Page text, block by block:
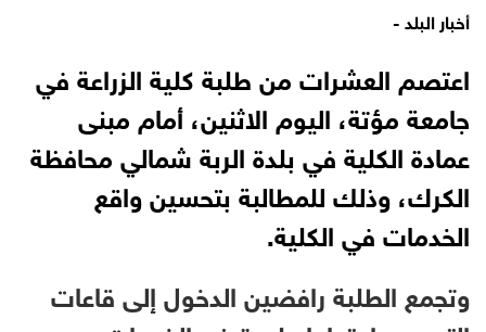
أخبار البلد -
اعتصم العشرات من طلبة كلية الزراعة في
جامعة مؤتة، اليوم الاثنين، أمام مبنى
عمادة الكلية في بلدة الربة شمالي محافظة
الكرك، وذلك للمطالبة بتحسين واقع
الخدمات في الكلية.
وتجمع الطلبة رافضين الدخول إلى قاعات